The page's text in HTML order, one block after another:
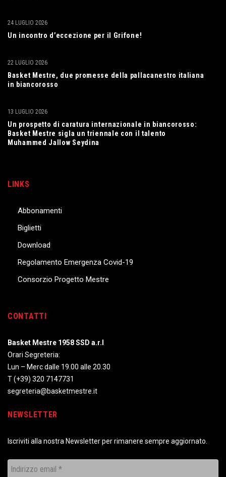
Un incontro d’eccezione per il Grifone!
24 LUGLIO 2026
Basket Mestre, due promesse della pallacanestro italiana
in biancorosso
22 LUGLIO 2026
Un prospetto di caratura internazionale in biancorosso:
Basket Mestre sigla un triennale con il talento
Muhammed Jallow Seydina
13 LUGLIO 2026
LINKS
Abbonamenti
Biglietti
Download
Regolamento Emergenza Covid-19
Consorzio Progetto Mestre
CONTATTI
Basket Mestre 1958 SSD a.r.l
Orari Segreteria:
Lun – Merc dalle 19.00 alle 20.30
T(+39) 320 7147731
segreteria@basketmestre.it
NEWSLETTER
Iscriviti alla nostra Newsletter per rimanere sempre aggiornato.